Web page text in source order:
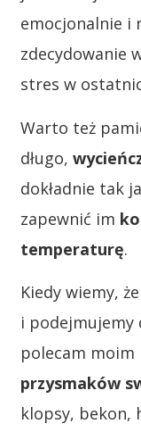
emocjonalnie i
zdecydowanie
stres w
Warto też
długo,
dokładnie tak
zapewnić im
temperaturę.
Kiedy wiemy,
i podejmujemy
polecam
przysmaków
klopsy, bekon,